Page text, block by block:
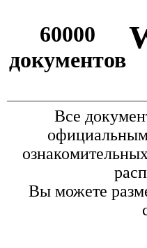
60000
документов
Все
Вы можете